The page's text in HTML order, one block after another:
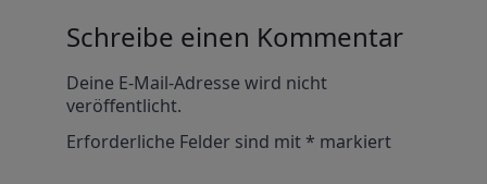
Schreibe einen Kommentar
Deine E-Mail-Adresse wird nicht
veröffentlicht.
Erforderliche Felder sind mit* markiert